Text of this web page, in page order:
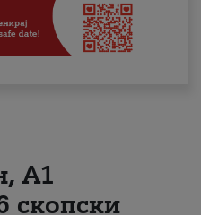
A1
скопски